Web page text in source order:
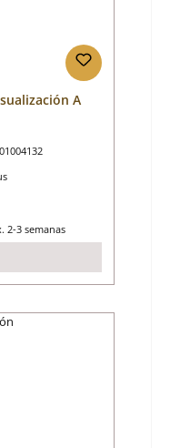
A
01004132
2-3 semanas